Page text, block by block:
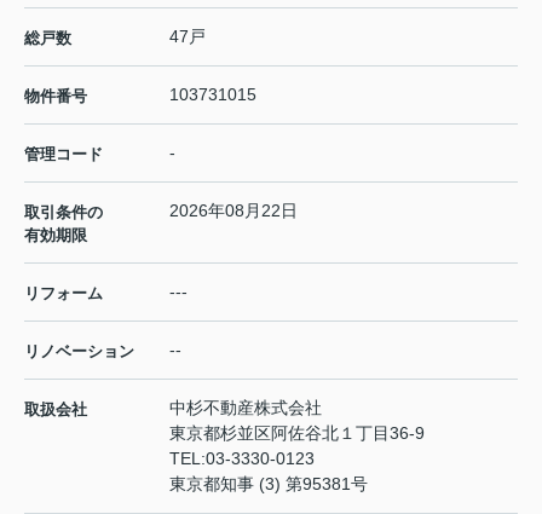
総戸数 47戸
物件番号 103731015
管理コード -
取引条件の
有効期限
2026年08月22日
リフォーム ---
リノベーション --
取扱会社
中杉不動産株式会社
東京都杉並区阿佐谷北１丁目36-9
TEL:03-3330-0123
東京都知事 (3) 第95381号